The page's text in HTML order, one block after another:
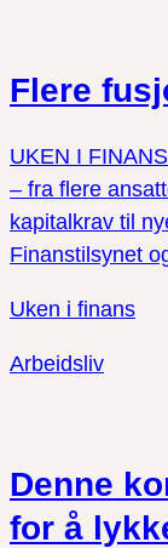
Flere
UKEN I
– fra flere
kapitalkrav til
Finanstilsynet
Uken i finans
Arbeidsliv
Denne
for å